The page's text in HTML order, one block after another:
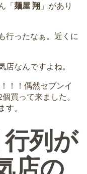
「麺屋 翔 」があり
行ったなぁ。近くに
なんですよね。
！！偶然セブンイ
買って来ました。
す。
行列が
店の